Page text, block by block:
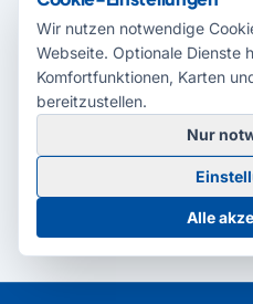
© 2026 Radio Potsdam. Webseite
Barrierefreiheitserklärung
Cookie-
Wir nutzen notwendige
Webseite. Optionale Dienste
Komfortfunktionen, Karten
bereitzustellen.
Nur
Alle